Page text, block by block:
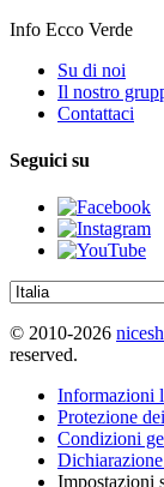
Info Ecco Verde
Su di noi
Il nostro
Contattaci
Seguici su
© 2010-2026
reserved.
Informazioni
Protezione
Condizioni
Impostazioni